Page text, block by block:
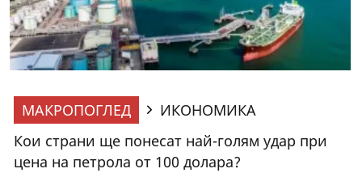
МАКРОПОГЛЕД
ИКОНОМИКА
Кои страни ще понесат най-голям удар при
цена на петрола от 100 долара?